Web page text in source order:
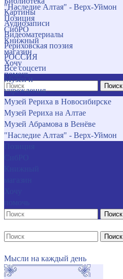
"Наследие Алтая" - Верх-Уймон
Позиция
СибРО
Книжный
магазин
Хочу
помочь
Поиск
Картины
Аудиозаписи
Видеоматериалы
Рериховская поэзия
РОССИЯ
Все соцсети
Музеи и
учреждения
Музей Рериха в Новосибирске
Музей Рериха на Алтае
Музей Абрамова в Венёве
"Наследие Алтая" - Верх-Уймон
Поиск
Поиск
Мысли на каждый день